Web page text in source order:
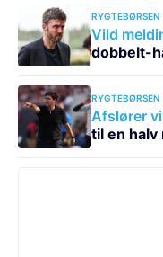
RYGTEBØRSEN
Vild
dobbelt-
RYGTEBØRSEN
Afslører
til en halv